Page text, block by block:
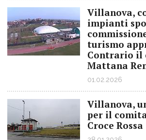
Villanova,
impianti
turismo
Contrario il
Mattana
01.02.2026
Villanova,
per il
Croce Rossa